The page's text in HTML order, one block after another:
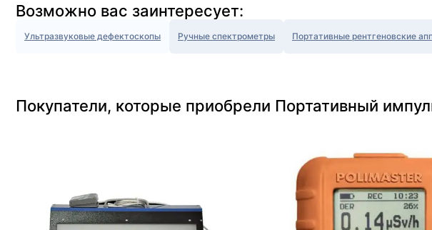
Возможно вас заинтересует:
Ультразвуковые дефектоскопы Ручные спектрометры Портативные рентгеновские
Покупатели, которые приобрели Портативный